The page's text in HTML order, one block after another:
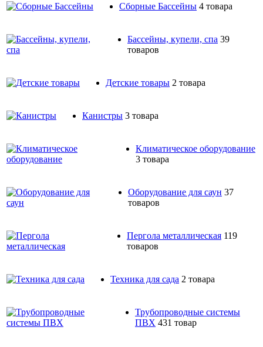
Сборные Бассейны 4 товара
Бассейны, купели, спа 39
товаров
Детские товары 2 товара
Канистры 3 товара
Климатическое оборудование
3 товара
Оборудование для саун 37
товаров
Пергола металлическая 119
товаров
Техника для сада 2 товара
Трубопроводные системы
ПВХ 431 товар